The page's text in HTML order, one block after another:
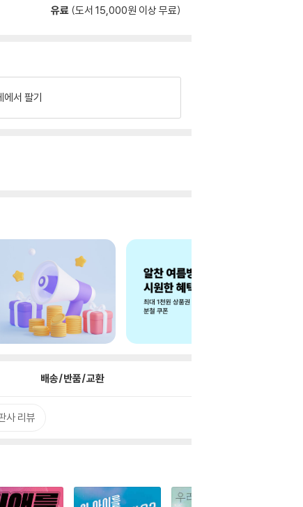
유료 (도서 15,000원 이상 무료)
에서 팔기
배송/반품/교환
사 리뷰